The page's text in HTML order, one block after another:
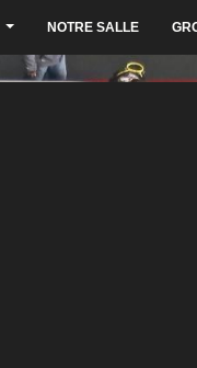
NOTRE SALLE